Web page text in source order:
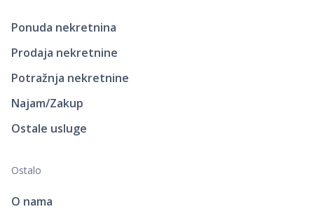
Ponuda nekretnina
Prodaja nekretnine
Potražnja nekretnine
Najam/Zakup
Ostale usluge
Ostalo
O nama